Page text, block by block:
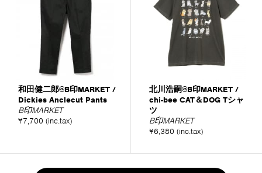
和田健二郎@B印MARKET /
Dickies Anclecut Pants
B印MARKET
¥7,700 (inc.tax)
北川浩嗣@B印MARKET /
chi-bee CAT＆DOG Tシャ
ツ
B印MARKET
¥6,380 (inc.tax)